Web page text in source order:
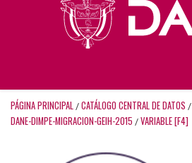
PÁGINA PRINCIPAL / CATÁLOGO CENTRAL DE DATOS /
DANE-DIMPE-MIGRACION-GEIH-2015 / VARIABLE [F4]